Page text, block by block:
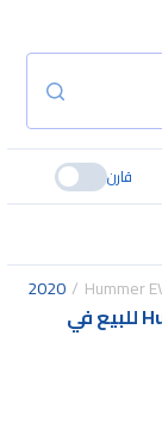
قارن
Hummer
2020
سيارات جي إم سي Hummer EV Pickup 2020 للبيع في